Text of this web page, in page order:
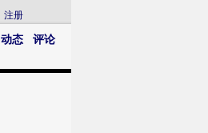
注册
动态
评论